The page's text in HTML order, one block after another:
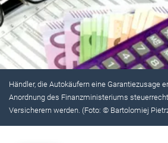
Händler, die Autokäufern eine Garantiezusage
Anordnung des Finanzministeriums
Versicherern werden. (Foto: © Bartolomiej